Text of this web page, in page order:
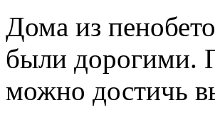
Дома из
были дорогими.
можно достичь